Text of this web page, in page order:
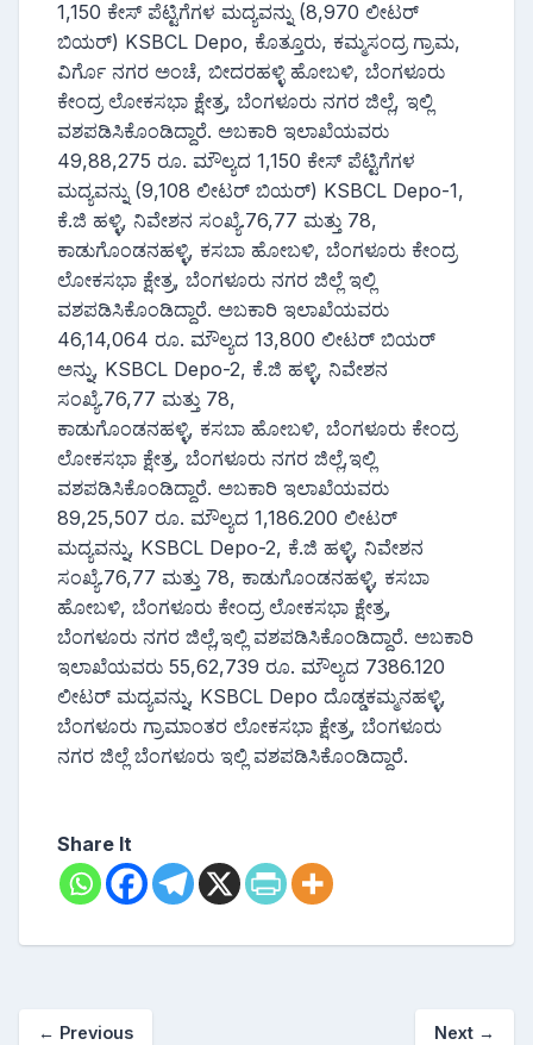
1,150 ಕೇಸ್ ಪೆಟ್ಟಿಗೆಗಳ ಮದ್ಯವನ್ನು (8,970 ಲೀಟರ್
ಬಿಯರ್) KSBCL Depo, ಕೊತ್ತೂರು, ಕಮ್ಮಸಂದ್ರ ಗ್ರಾಮ,
ವಿರ್ಗೊ ನಗರ ಅಂಚೆ, ಬೀದರಹಳ್ಳಿ ಹೋಬಳಿ, ಬೆಂಗಳೂರು
ಕೇಂದ್ರ ಲೋಕಸಭಾ ಕ್ಷೇತ್ರ, ಬೆಂಗಳೂರು ನಗರ ಜಿಲ್ಲೆ, ಇಲ್ಲಿ
ವಶಪಡಿಸಿಕೊಂಡಿದ್ದಾರೆ. ಅಬಕಾರಿ ಇಲಾಖೆಯವರು
49,88,275 ರೂ. ಮೌಲ್ಯದ 1,150 ಕೇಸ್ ಪೆಟ್ಟಿಗೆಗಳ
ಮದ್ಯವನ್ನು (9,108 ಲೀಟರ್ ಬಿಯರ್) KSBCL Depo-1,
ಕೆ.ಜಿ ಹಳ್ಳಿ, ನಿವೇಶನ ಸಂಖ್ಯೆ.76,77 ಮತ್ತು 78,
ಕಾಡುಗೊಂಡನಹಳ್ಳಿ, ಕಸಬಾ ಹೋಬಳಿ, ಬೆಂಗಳೂರು ಕೇಂದ್ರ
ಲೋಕಸಭಾ ಕ್ಷೇತ್ರ, ಬೆಂಗಳೂರು ನಗರ ಜಿಲ್ಲೆ ಇಲ್ಲಿ
ವಶಪಡಿಸಿಕೊಂಡಿದ್ದಾರೆ. ಅಬಕಾರಿ ಇಲಾಖೆಯವರು
46,14,064 ರೂ. ಮೌಲ್ಯದ 13,800 ಲೀಟರ್ ಬಿಯರ್‌
ಅನ್ನು, KSBCL Depo-2, ಕೆ.ಜಿ ಹಳ್ಳಿ, ನಿವೇಶನ
ಸಂಖ್ಯೆ.76,77 ಮತ್ತು 78,
ಕಾಡುಗೊಂಡನಹಳ್ಳಿ, ಕಸಬಾ ಹೋಬಳಿ, ಬೆಂಗಳೂರು ಕೇಂದ್ರ
ಲೋಕಸಭಾ ಕ್ಷೇತ್ರ, ಬೆಂಗಳೂರು ನಗರ ಜಿಲ್ಲೆ,ಇಲ್ಲಿ
ವಶಪಡಿಸಿಕೊಂಡಿದ್ದಾರೆ. ಅಬಕಾರಿ ಇಲಾಖೆಯವರು
89,25,507 ರೂ. ಮೌಲ್ಯದ 1,186.200 ಲೀಟರ್
ಮದ್ಯವನ್ನು, KSBCL Depo-2, ಕೆ.ಜಿ ಹಳ್ಳಿ, ನಿವೇಶನ
ಸಂಖ್ಯೆ.76,77 ಮತ್ತು 78, ಕಾಡುಗೊಂಡನಹಳ್ಳಿ, ಕಸಬಾ
ಹೋಬಳಿ, ಬೆಂಗಳೂರು ಕೇಂದ್ರ ಲೋಕಸಭಾ ಕ್ಷೇತ್ರ,
ಬೆಂಗಳೂರು ನಗರ ಜಿಲ್ಲೆ,ಇಲ್ಲಿ ವಶಪಡಿಸಿಕೊಂಡಿದ್ದಾರೆ. ಅಬಕಾರಿ
ಇಲಾಖೆಯವರು 55,62,739 ರೂ. ಮೌಲ್ಯದ 7386.120
ಲೀಟರ್ ಮದ್ಯವನ್ನು, KSBCL Depo ದೊಡ್ಡಕಮ್ಮನಹಳ್ಳಿ,
ಬೆಂಗಳೂರು ಗ್ರಾಮಾಂತರ ಲೋಕಸಭಾ ಕ್ಷೇತ್ರ, ಬೆಂಗಳೂರು
ನಗರ ಜಿಲ್ಲೆ ಬೆಂಗಳೂರು ಇಲ್ಲಿ ವಶಪಡಿಸಿಕೊಂಡಿದ್ದಾರೆ.
Share It
← Previous Next →